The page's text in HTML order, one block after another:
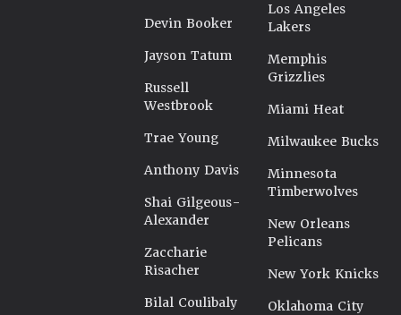
Devin Booker
Jayson Tatum
Russell
Westbrook
Trae Young
Anthony Davis
Shai Gilgeous-
Alexander
Zaccharie
Risacher
Bilal Coulibaly
Los Angeles
Lakers
Memphis
Grizzlies
Miami Heat
Milwaukee Bucks
Minnesota
Timberwolves
New Orleans
Pelicans
New York Knicks
Oklahoma City